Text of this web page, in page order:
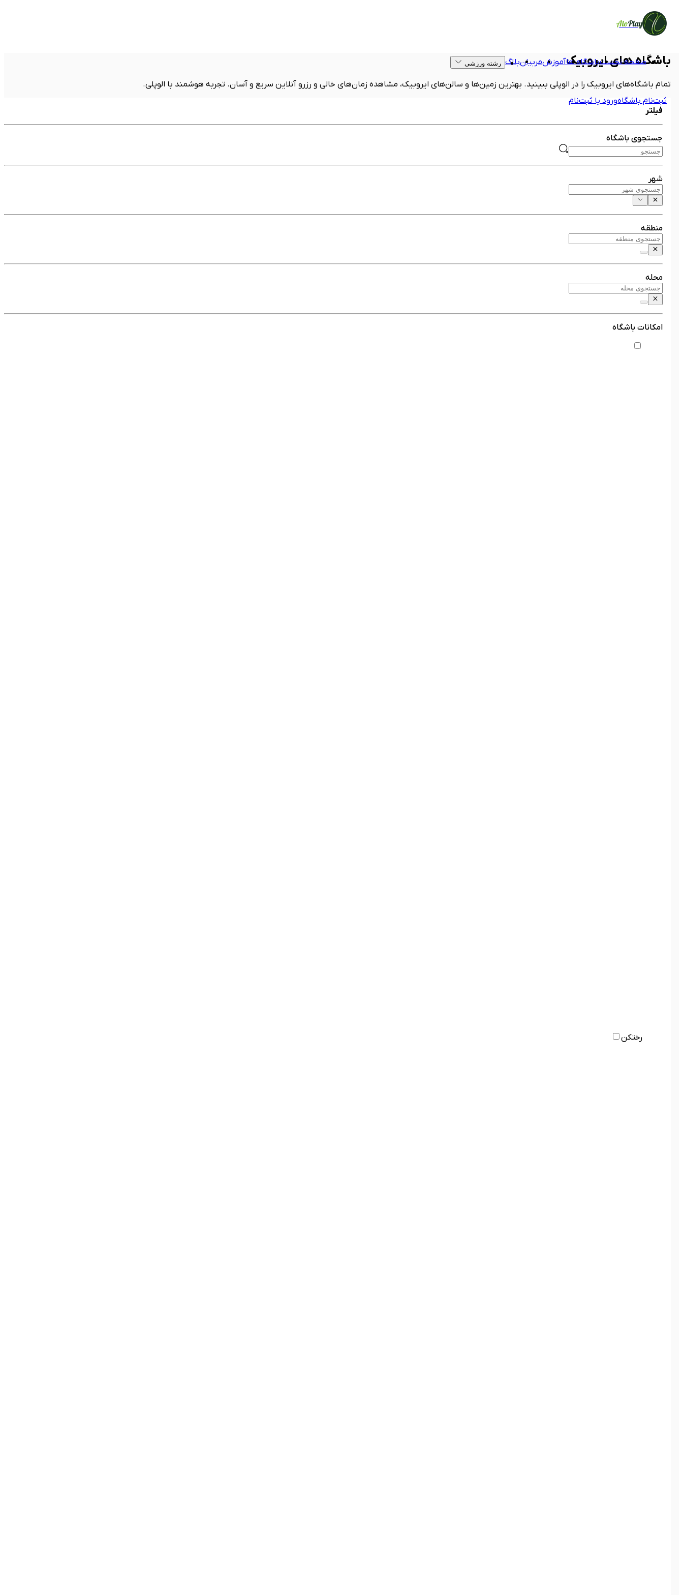
AloPlay
صفحه نخستباشگاه هاآموزشمربیانبلاگ رشته ورزشی
ثبت‌نام باشگاهورود یا ثبت‌نام
باشگاه های ایروبیک
تمام باشگاه‌های ایروبیک را در الوپلی ببینید. بهترین زمین‌ها و سالن‌های ایروبیک، مشاهده زمان‌های خالی و رزرو آنلاین سریع و آسان. تجربه هوشمند با الوپلی.
فیلتر
جستجوی باشگاه
شهر
منطقه
محله
امکانات باشگاه
رختکن